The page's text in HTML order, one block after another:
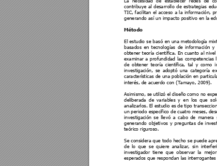
contribuye al desarrollo de estrategias
TIC, facilitan el acceso a la información,
generando así un impacto positivo en la
Método
El estudio se basó en una metodología
basados en tecnologías de información y
obtener teoría científica. En cuanto al nivel
examinar a profundidad las competencias
de obtener teoría científica, tal y como
investigación, se adoptó una categoría
características de una población en
interés, de acuerdo con (Tamayo, 2009).
Asimismo, se utilizó el diseño como no
deliberada de variables y en los que
analizarlos. El estudio es de tipo transe
un periodo específico de cuatro meses,
investigación se llevó a cabo de manera
generando objetivos y preguntas de
teórico riguroso.
Se considera que todo hecho se puede
de lo que se quiere analizar, sin
investigador tiene que observar la
esperados que respondan las i